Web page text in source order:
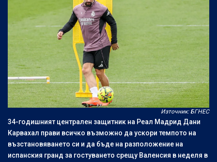
Източник: БГНЕС
34-годишният централен защитник на Реал Мадрид Дани
Карвахал прави всичко възможно да ускори темпото на
възстановяването си и да бъде на разположение на
испанския гранд за гостуването срещу Валенсия в неделя в